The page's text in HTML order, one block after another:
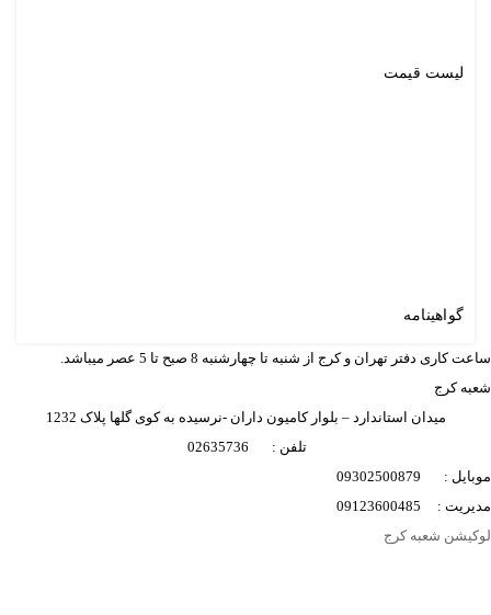
لیست قیمت
گواهینامه
ساعت کاری دفتر تهران و کرج از شنبه تا چهارشنبه 8 صبح تا 5 عصر میباشد.
شعبه کرج
میدان استاندارد – بلوار کامیون داران -نرسیده به کوی گلها پلاک 1232
تلفن : 02635736
موبایل : 09302500879
مدیریت : 09123600485
لوکیشن شعبه کرج